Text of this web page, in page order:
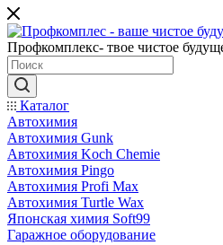
Профкомплекс- твое чистое
Каталог
Автохимия
Автохимия Gunk
Автохимия Koch Chemie
Автохимия Pingo
Автохимия Profi Max
Автохимия Turtle Wax
Японская химия Soft99
Гаражное оборудование